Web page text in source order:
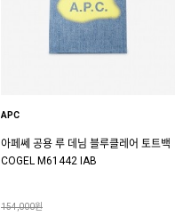
APC
아페쎄 공용 루 데님 블루클레어 토트백
COGEL M61442 IAB
154,000원